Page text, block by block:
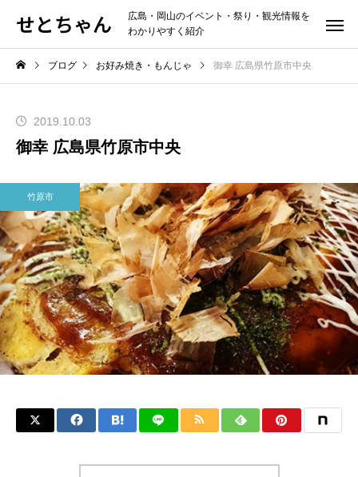
せとちゃん
広島・岡山のイベント・祭り・観光情報を
わかりやすく紹介
ブログ お好み焼き・もんじゃ 御幸 広島県竹原市中央
2019.10.03
御幸 広島県竹原市中央
竹原市